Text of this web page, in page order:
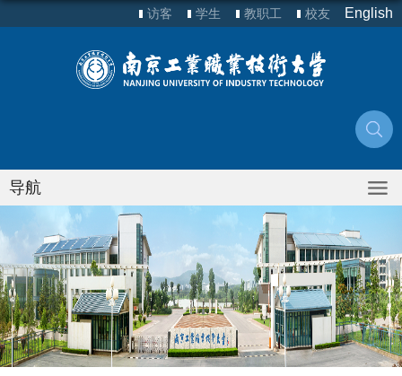
访客 学生 教职工 校友 English
导航